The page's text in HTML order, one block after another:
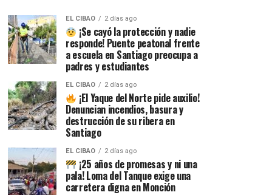
EL CIBAO 2 días ago
¡Se cayó la protección y nadie
responde! Puente peatonal frente
a escuela en Santiago preocupa a
padres y estudiantes
EL CIBAO 2 días ago
¡El Yaque del Norte pide auxilio!
Denuncian incendios, basura y
destrucción de su ribera en
Santiago
EL CIBAO 2 días ago
¡25 años de promesas y ni una
pala! Loma del Tanque exige una
carretera digna en Monción